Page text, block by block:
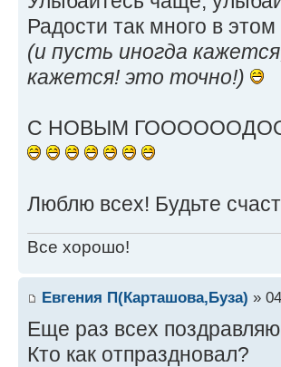
Радости так много в
(и пусть иногда
кажется! это точно!)
С НОВЫМ
Люблю всех! Будьте
Все хорошо!
Евгения П(Карташова,Буза) »
Еще раз всех
Кто как отпраздновал?